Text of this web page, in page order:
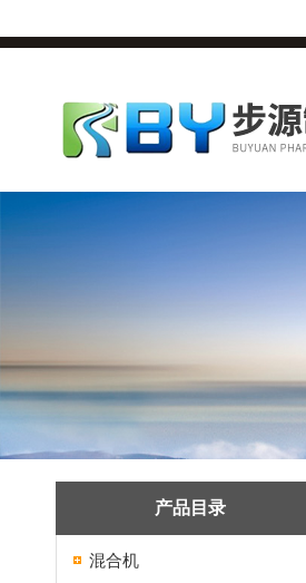
产品目录
混合机